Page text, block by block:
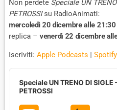
Non perdete Speciale UN
PETROSSIsu RadioAnimati:
mercoledì 20 dicembre alle 21:30
replica – venerdì 22 dicembre
Iscriviti: Apple Podcasts | Spotify
A
Speciale UN TRENO DI
PETROSSI